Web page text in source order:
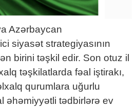
Azərbaycan
siyasət strategiyasının
birini təşkil edir. Son otuz il
təşkilatlarda fəal iştirakı,
qurumlara uğurlu
əhəmiyyətli tədbirlərə ev